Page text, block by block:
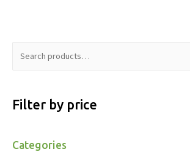
Filter by price
Categories